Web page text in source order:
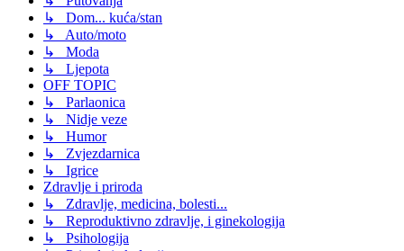
↳ Dom... kuća/stan
↳ Auto/moto
↳ Moda
↳ Ljepota
OFF TOPIC
↳ Parlaonica
↳ Nidje veze
↳ Humor
↳ Zvjezdarnica
↳ Igrice
Zdravlje i priroda
↳ Zdravlje, medicina, bolesti...
↳ Reproduktivno zdravlje, i ginekologija
↳ Psihologija